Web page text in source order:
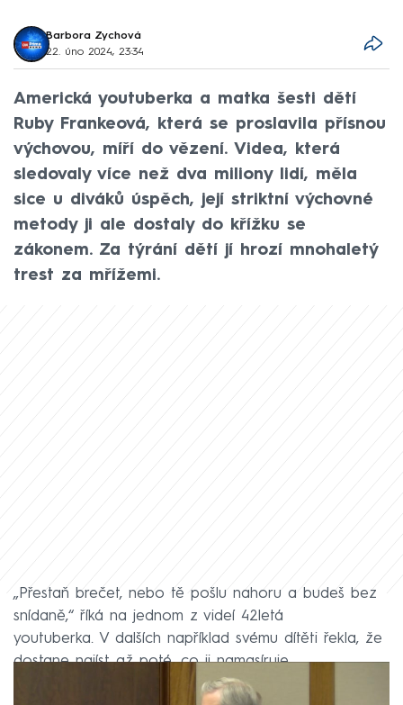
Barbora Zychová
22. úno 2024, 23:34
Americká youtuberka a matka šesti dětí
Ruby Frankeová, která se proslavila přísnou
výchovou, míří do vězení. Videa, která
sledovaly více než dva miliony lidí, měla
sice u diváků úspěch, její striktní výchovné
metody ji ale dostaly do křížku se
zákonem. Za týrání dětí jí hrozí mnohaletý
trest za mřížemi.
„Přestaň brečet, nebo tě pošlu nahoru a budeš bez
snídaně,“ říká na jednom z videí 42letá
youtuberka. V dalších například svému dítěti řekla, že
dostane najíst až poté, co ji namasíruje.